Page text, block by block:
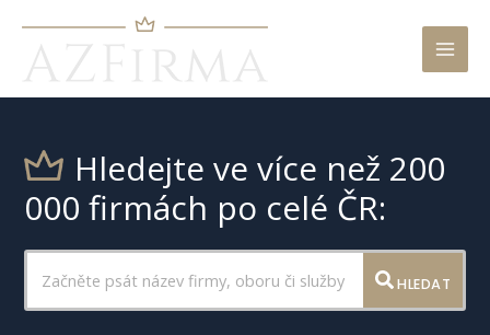
Hledejte ve více než 200
000 firmách po celé ČR:
HLEDAT